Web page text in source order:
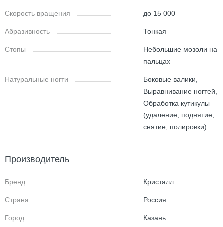
Скорость вращения до 15 000
Абразивность Тонкая
Стопы
Небольшие мозоли на
пальцах
Натуральные ногти
Боковые валики,
Выравнивание ногтей,
Обработка кутикулы
(удаление, поднятие,
снятие, полировки)
Производитель
Бренд Кристалл
Страна Россия
Город Казань